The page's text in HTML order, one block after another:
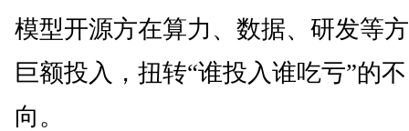
模型开源方在算力、数据、研发等
巨额投入，扭转“谁投入谁吃亏”的
向。